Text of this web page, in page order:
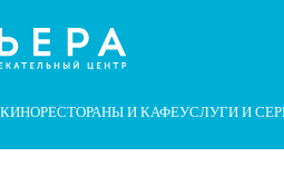
КИНОРЕСТОРАНЫ И КАФЕУСЛУГИ И